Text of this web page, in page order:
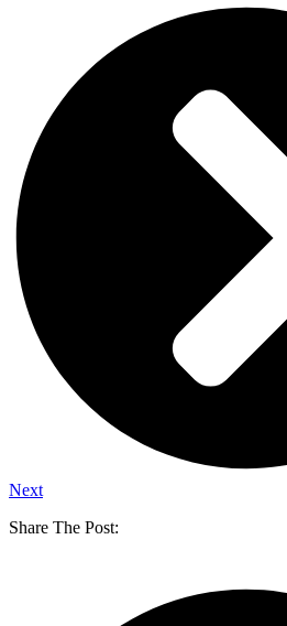
Next
Share The Post: